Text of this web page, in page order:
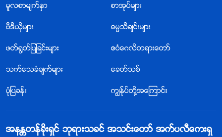
မူလစာမ်က္ႏွာ စာအုပ္မ်ား
ဗီဒီယိုမ်ား ဓမၼသီခ်င္းမ်ား
ဖတ္႐ြတ္ျပျခင္းမ်ား ဧဝံေဂလိတရားေတာ္
သက္ေသခံခ်က္မ်ား ေခတ္သစ္
ပုံျပခန္း ကြၽန္ုပ္တို႔အေၾကာင္း
အနႏၲတန္ခိုးရွင္ ဘုရားသခင္ အသင္းေတာ္ အက္ပလီေကးရွ